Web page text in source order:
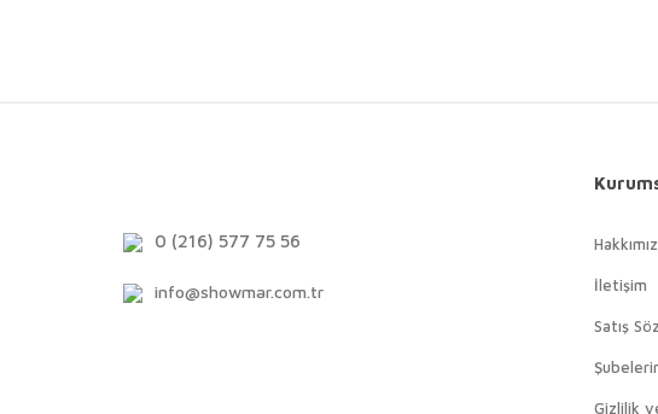
0 (216) 577 75 56
info@showmar.com.tr İletişim
Satış
Gizlilik